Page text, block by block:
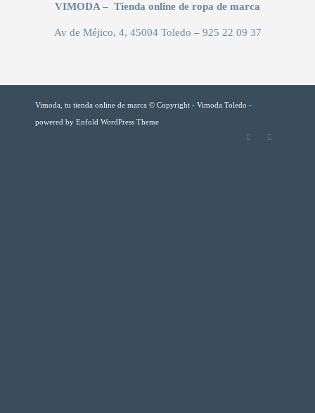
VIMODA – Tienda online de ropa de marca
Av de Méjico, 4, 45004 Toledo – 925 22 09 37
Vimoda, tu tienda online de marca © Copyright - Vimoda Toledo -
powered by Enfold WordPress Theme